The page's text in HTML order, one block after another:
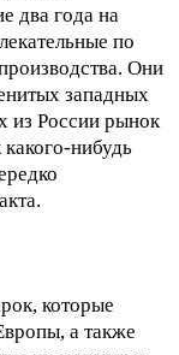
два года на
по
Они
западных
из России рынок
нибудь
которые
а также